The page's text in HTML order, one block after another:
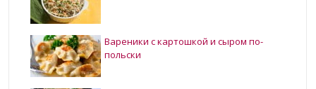
Вареники с картошкой и сыром по-
польски